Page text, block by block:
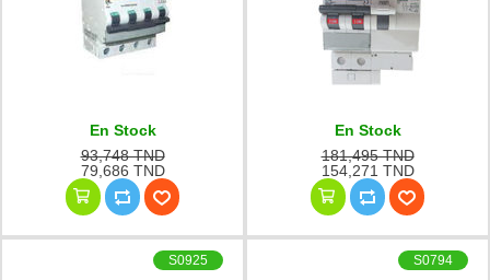
En Stock
93,748 TND
79,686 TND
En Stock
181,495 TND
154,271 TND
S0925 S0794